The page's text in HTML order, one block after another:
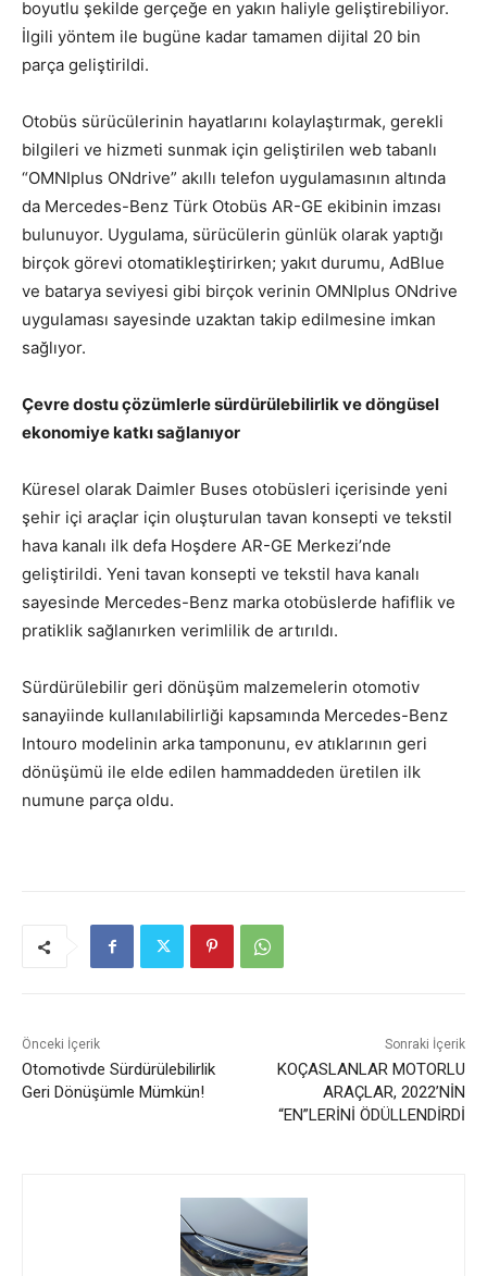
boyutlu şekilde gerçeğe en yakın haliyle geliştirebiliyor.
İlgili yöntem ile bugüne kadar tamamen dijital 20 bin
parça geliştirildi.
Otobüs sürücülerinin hayatlarını kolaylaştırmak, gerekli
bilgileri ve hizmeti sunmak için geliştirilen web tabanlı
“OMNIplus ONdrive” akıllı telefon uygulamasının altında
da Mercedes-Benz Türk Otobüs AR-GE ekibinin imzası
bulunuyor. Uygulama, sürücülerin günlük olarak yaptığı
birçok görevi otomatikleştirirken; yakıt durumu, AdBlue
ve batarya seviyesi gibi birçok verinin OMNIplus ONdrive
uygulaması sayesinde uzaktan takip edilmesine imkan
sağlıyor.
Çevre dostu çözümlerle sürdürülebilirlik ve döngüsel
ekonomiye katkı sağlanıyor
Küresel olarak Daimler Buses otobüsleri içerisinde yeni
şehir içi araçlar için oluşturulan tavan konsepti ve tekstil
hava kanalı ilk defa Hoşdere AR-GE Merkezi’nde
geliştirildi. Yeni tavan konsepti ve tekstil hava kanalı
sayesinde Mercedes-Benz marka otobüslerde hafiflik ve
pratiklik sağlanırken verimlilik de artırıldı.
Sürdürülebilir geri dönüşüm malzemelerin otomotiv
sanayiinde kullanılabilirliği kapsamında Mercedes-Benz
Intouro modelinin arka tamponunu, ev atıklarının geri
dönüşümü ile elde edilen hammaddeden üretilen ilk
numune parça oldu.
Önceki İçerik
Otomotivde Sürdürülebilirlik
Geri Dönüşümle Mümkün!
Sonraki İçerik
KOÇASLANLAR MOTORLU
ARAÇLAR, 2022’NİN
“EN”LERİNİ ÖDÜLLENDİRDİ